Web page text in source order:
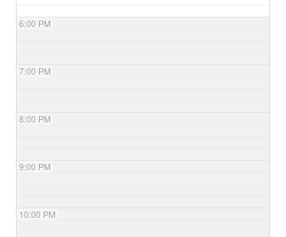
6:00 PM
7:00 PM
8:00 PM
9:00 PM
10:00 PM